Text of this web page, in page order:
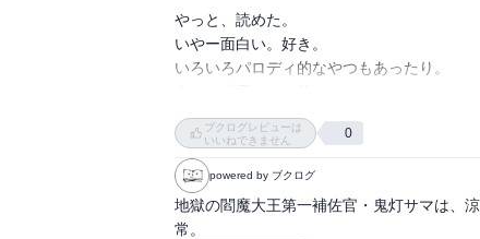
日本の神話など、勉強となる部分も多いの
やっと、読めた。
いやー面白い。好き。
いろいろパロディ的なやつもあったり。
早く続き読もう。
鬼灯さん、ちょっと声優のしらいむに似てな
気のせい？
ブクログレビューは
いいねできません
0
powered by ブクログ
地獄の閻魔大王第一補佐官・鬼灯サマは、
常。